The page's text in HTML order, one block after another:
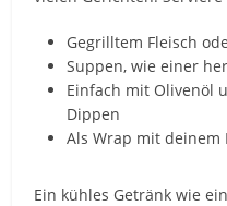
Gegrilltem Fleisch
Suppen, wie einer
Einfach mit Olivenöl
Dippen
Als Wrap mit deinem
Ein kühles Getränk wie